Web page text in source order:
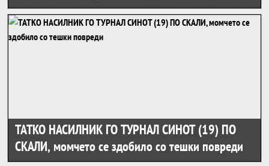
ТАТКО НАСИЛНИК ГО ТУРНАЛ СИНОТ (19) ПО
СКАЛИ, момчето се здобило со тешки повреди